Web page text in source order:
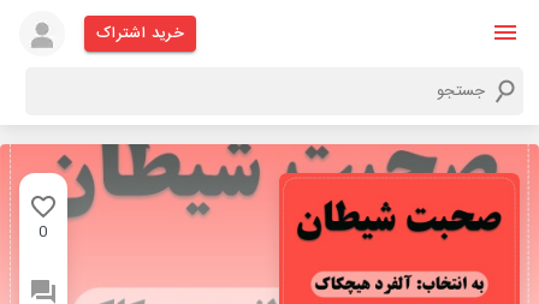
خرید اشتراک
0